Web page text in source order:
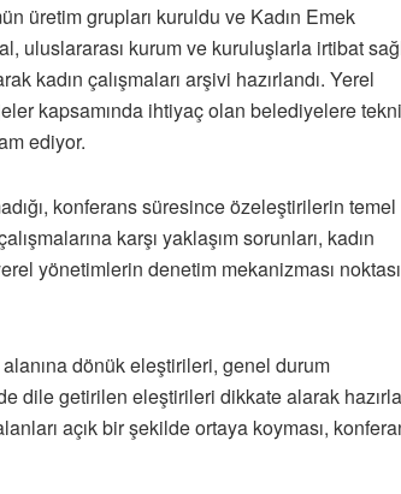
üretim grupları kuruldu ve Kadın Emek
uluslararası kurum ve kuruluşlarla irtibat
kadın çalışmaları arşivi hazırlandı. Yerel
kapsamında ihtiyaç olan belediyelere
ediyor.
konferans süresince özeleştirilerin temel
karşı yaklaşım sorunları, kadın
yönetimlerin denetim mekanizması
dönük eleştirileri, genel durum
dile getirilen eleştirileri dikkate alarak
açık bir şekilde ortaya koyması,